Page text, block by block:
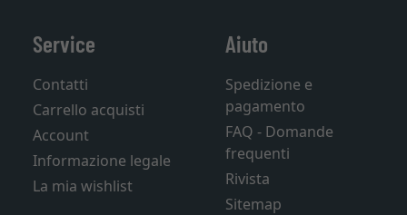
Service
Contatti
Carrello acquisti
Account
Informazione legale
La mia wishlist
Aiuto
Spedizione e
pagamento
FAQ - Domande
frequenti
Rivista
Sitemap